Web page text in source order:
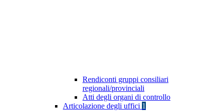
Rendiconti gruppi consiliari
regionali/provinciali
Atti degli organi di controllo
Articolazione degli uffici 1